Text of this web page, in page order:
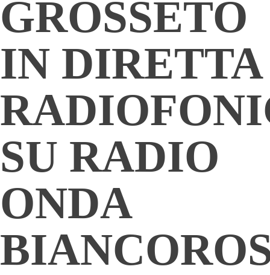
GROSSETO
IN DIRETTA
SU RADIO
ONDA